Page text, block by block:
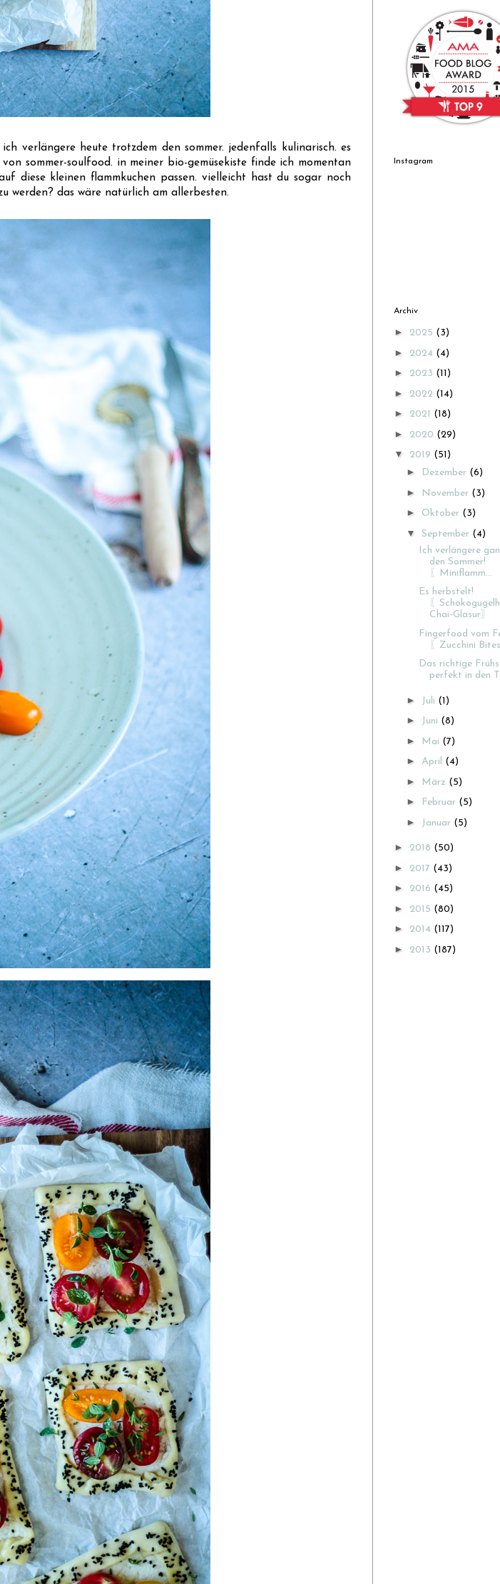
verlängere heute trotzdem den sommer. jedenfalls kulinarisch. es
sommer-soulfood. in meiner bio-gemüsekiste finde ich momentan
diese kleinen flammkuchen passen. vielleicht hast du sogar noch
werden? das wäre natürlich am allerbesten.
Instagram
Archiv
► 2025 (3)
► 2024 (4)
► 2023 (11)
► 2022 (14)
► 2021 (18)
► 2020 (29)
▼ 2019 (51)
► Dezember (6)
► November (3)
► Oktober (3)
▼ September (4)
Ich verlängere
den Sommer!
〖Miniflamm...
Es herbstelt!
〖
Chai-Glasur〗
Fingerfood vom
〖Zucchini
Das richtige
perfekt in den
► Juli (1)
► Juni (8)
► Mai (7)
► April (4)
► März (5)
► Februar (5)
► Januar (5)
► 2018 (50)
► 2017 (43)
► 2016 (45)
► 2015 (80)
► 2014 (117)
► 2013 (187)